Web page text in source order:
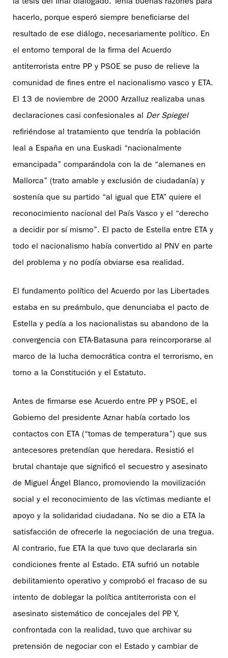
la tesis del final dialogado. Tenía buenas razones para
hacerlo, porque esperó siempre beneficiarse del
resultado de ese diálogo, necesariamente político. En
el entorno temporal de la firma del Acuerdo
antiterrorista entre PP y PSOE se puso de relieve la
comunidad de fines entre el nacionalismo vasco y ETA.
El 13 de noviembre de 2000 Arzalluz realizaba unas
declaraciones casi confesionales al Der Spiegel
refiriéndose al tratamiento que tendría la población
leal a España en una Euskadi “nacionalmente
emancipada” comparándola con la de “alemanes en
Mallorca” (trato amable y exclusión de ciudadanía) y
sostenía que su partido “al igual que ETA” quiere el
reconocimiento nacional del País Vasco y el “derecho
a decidir por sí mismo”. El pacto de Estella entre ETA y
todo el nacionalismo había convertido al PNV en parte
del problema y no podía obviarse esa realidad.
El fundamento político del Acuerdo por las Libertades
estaba en su preámbulo, que denunciaba el pacto de
Estella y pedía a los nacionalistas su abandono de la
convergencia con ETA-Batasuna para reincorporarse al
marco de la lucha democrática contra el terrorismo, en
torno a la Constitución y el Estatuto.
Antes de firmarse ese Acuerdo entre PP y PSOE, el
Gobierno del presidente Aznar había cortado los
contactos con ETA (“tomas de temperatura”) que sus
antecesores pretendían que heredara. Resistió el
brutal chantaje que significó el secuestro y asesinato
de Miguel Ángel Blanco, promoviendo la movilización
social y el reconocimiento de las víctimas mediante el
apoyo y la solidaridad ciudadana. No se dio a ETA la
satisfacción de ofrecerle la negociación de una tregua.
Al contrario, fue ETA la que tuvo que declararla sin
condiciones frente al Estado. ETA sufrió un notable
debilitamiento operativo y comprobó el fracaso de su
intento de doblegar la política antiterrorista con el
asesinato sistemático de concejales del PP. Y,
confrontada con la realidad, tuvo que archivar su
pretensión de negociar con el Estado y cambiar de